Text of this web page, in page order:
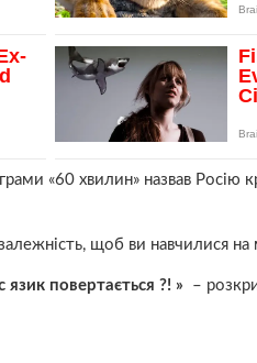
«60 хвилин» назвав Росію
щоб ви навчилися
язик повертається ?! »
–